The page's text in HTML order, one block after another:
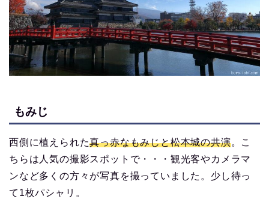
もみじ
西側に植えられた真っ赤なもみじと松本城の共演。こ
ちらは人気の撮影スポットで・・・観光客やカメラマ
ンなど多くの方々が写真を撮っていました。少し待っ
て1枚パシャリ。